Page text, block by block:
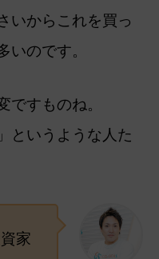
いからこれを買っ
いのです。
ですものね。
というような人た
家